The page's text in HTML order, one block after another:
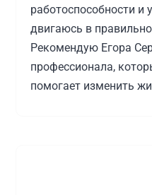
работоспособности и
двигаюсь в
Рекомендую Егора
профессионала,
помогает изменить